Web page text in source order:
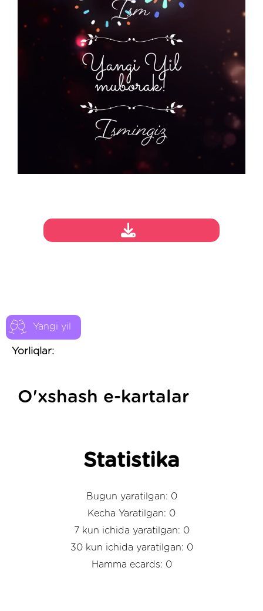
Yangi yil
Yorliqlar:
O'xshash e-kartalar
Statistika
Bugun yaratilgan: 0
Kecha Yaratilgan: 0
7 kun ichida yaratilgan: 0
30 kun ichida yaratilgan: 0
Hamma ecards: 0